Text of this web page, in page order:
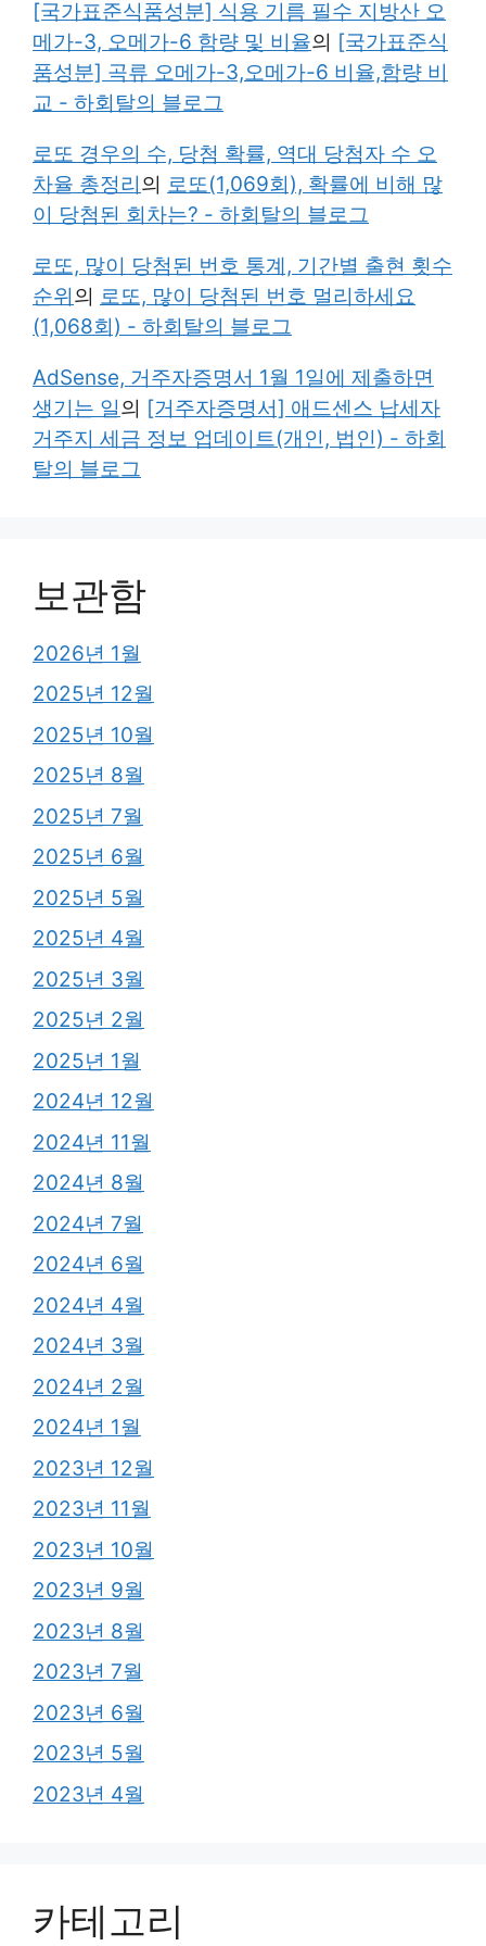
[국가표준식품성분] 식용 기름 필수 지방산 오
메가-3, 오메가-6 함량 및 비율의 [국가표준식
품성분] 곡류 오메가-3,오메가-6 비율,함량 비
교 - 하회탈의 블로그
로또 경우의 수, 당첨 확률, 역대 당첨자 수 오
차율 총정리의 로또(1,069회), 확률에 비해 많
이 당첨된 회차는? - 하회탈의 블로그
로또, 많이 당첨된 번호 통계, 기간별 출현 횟수
순위의 로또, 많이 당첨된 번호 멀리하세요
(1,068회) - 하회탈의 블로그
AdSense, 거주자증명서 1월 1일에 제출하면
생기는 일의 [거주자증명서] 애드센스 납세자
거주지 세금 정보 업데이트(개인, 법인) - 하회
탈의 블로그
보관함
2026년 1월
2025년 12월
2025년 10월
2025년 8월
2025년 7월
2025년 6월
2025년 5월
2025년 4월
2025년 3월
2025년 2월
2025년 1월
2024년 12월
2024년 11월
2024년 8월
2024년 7월
2024년 6월
2024년 4월
2024년 3월
2024년 2월
2024년 1월
2023년 12월
2023년 11월
2023년 10월
2023년 9월
2023년 8월
2023년 7월
2023년 6월
2023년 5월
2023년 4월
카테고리